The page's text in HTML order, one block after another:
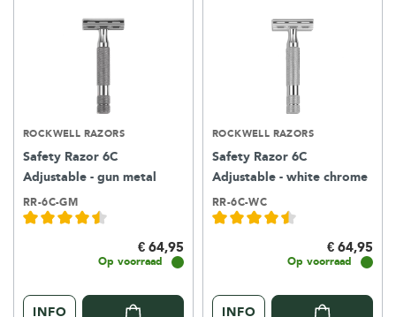
ROCKWELL RAZORS
Safety Razor 6C
Adjustable - gun metal
RR-6C-GM
€ 64,95
Op voorraad
INFO
ROCKWELL RAZORS
Safety Razor 6C
Adjustable - white chrome
RR-6C-WC
€ 64,95
Op voorraad
INFO